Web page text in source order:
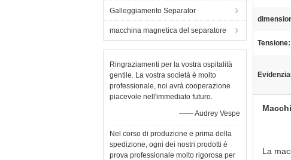
Galleggiamento Separator
macchina magnetica del separatore
Ringraziamenti per la vostra ospitalità
gentile. La vostra società è molto
professionale, noi avrà cooperazione
piacevole nell'immediato futuro.
—— Audrey Vespe
Nel corso di produzione e prima della
spedizione, ogni dei nostri prodotti è
prova professionale molto rigorosa per
Tensione:
La